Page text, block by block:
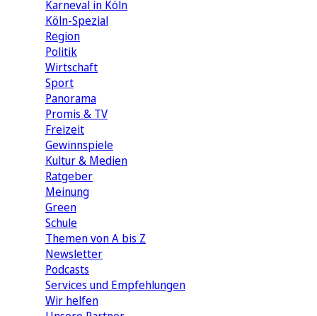
Karneval in Köln
Köln-Spezial
Region
Politik
Wirtschaft
Sport
Panorama
Promis & TV
Freizeit
Gewinnspiele
Kultur & Medien
Ratgeber
Meinung
Green
Schule
Themen von A bis Z
Newsletter
Podcasts
Services und Empfehlungen
Wir helfen